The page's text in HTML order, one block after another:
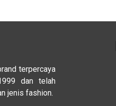
terpercaya
dan telah
jenis fashion.